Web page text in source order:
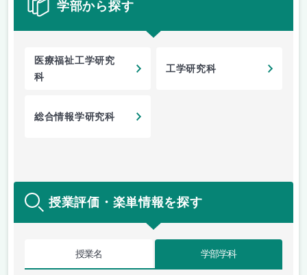
学部から探す
医療福祉工学研究
科
工学研究科
総合情報学研究科
授業評価・楽単情報を探す
授業名 学部学科